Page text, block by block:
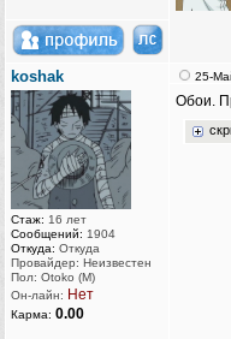
koshak
Стаж: 16 лет
Сообщений: 1904
Откуда: Откуда
Провайдер: Неизвестен
Пол: Otoko (M)
Он-лайн: Нет
Карма: 0.00
25-
Обои.